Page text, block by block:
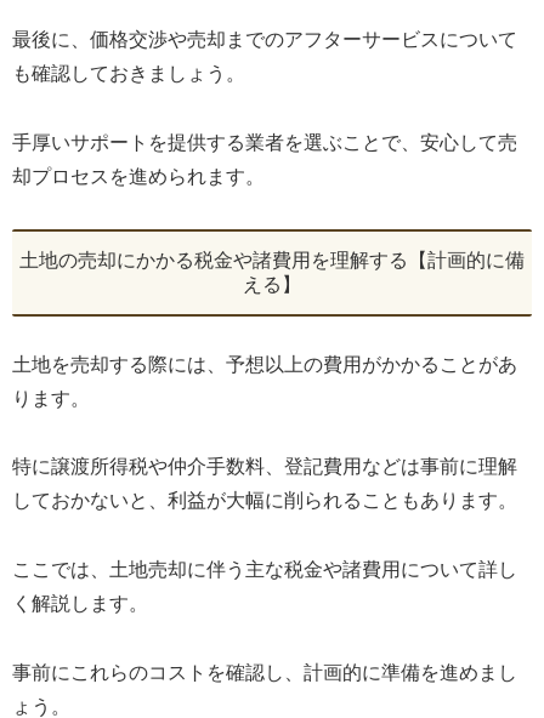
最後に、価格交渉や売却までのアフターサービスについて
も確認しておきましょう。
手厚いサポートを提供する業者を選ぶことで、安心して売
却プロセスを進められます。
土地の売却にかかる税金や諸費用を理解する【計画的に備
える】
土地を売却する際には、予想以上の費用がかかることがあ
ります。
特に譲渡所得税や仲介手数料、登記費用などは事前に理解
しておかないと、利益が大幅に削られることもあります。
ここでは、土地売却に伴う主な税金や諸費用について詳し
く解説します。
事前にこれらのコストを確認し、計画的に準備を進めまし
ょう。